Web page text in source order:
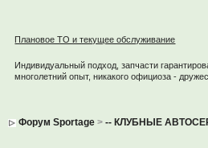
Плановое ТО и текущее обслуживание
Индивидуальный подход, запчасти
многолетний опыт, никакого официоза -
Форум Sportage> -- КЛУБНЫЕ